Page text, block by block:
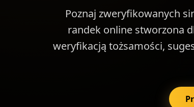
Poznaj zweryfikowanych
randek online stworzona
weryfikacją tożsamości,